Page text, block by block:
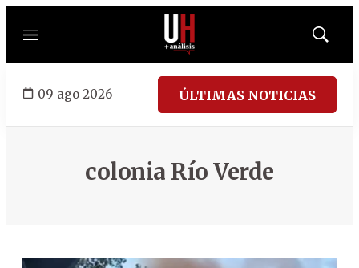
Menú
Mostrar
09 ago 2026 ÚLTIMAS NOTICIAS
colonia Río Verde